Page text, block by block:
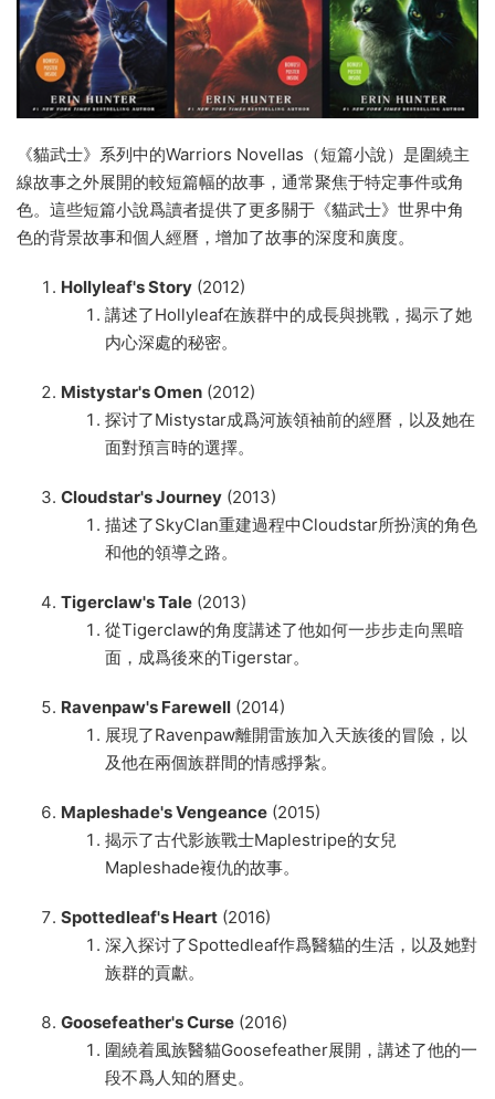
《貓武士》系列中的Warriors Novellas（短篇小說）是圍繞主
線故事之外展開的較短篇幅的故事，通常聚焦于特定事件或角
色。這些短篇小說爲讀者提供了更多關于《貓武士》世界中角
色的背景故事和個人經曆，增加了故事的深度和廣度。
Hollyleaf's Story (2012)
講述了Hollyleaf在族群中的成長與挑戰，揭示了她
内心深處的秘密。
Mistystar's Omen (2012)
探讨了Mistystar成爲河族領袖前的經曆，以及她在
面對預言時的選擇。
Cloudstar's Journey (2013)
描述了SkyClan重建過程中Cloudstar所扮演的角色
和他的領導之路。
Tigerclaw's Tale (2013)
從Tigerclaw的角度講述了他如何一步步走向黑暗
面，成爲後來的Tigerstar。
Ravenpaw's Farewell (2014)
展現了Ravenpaw離開雷族加入天族後的冒險，以
及他在兩個族群間的情感掙紮。
Mapleshade's Vengeance (2015)
揭示了古代影族戰士Maplestripe的女兒
Mapleshade複仇的故事。
Spottedleaf's Heart (2016)
深入探讨了Spottedleaf作爲醫貓的生活，以及她對
族群的貢獻。
Goosefeather's Curse (2016)
圍繞着風族醫貓Goosefeather展開，講述了他的一
段不爲人知的曆史。